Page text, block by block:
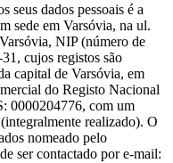
seus dados pessoais é a
sede em Varsóvia, na ul.
NIP (número de
cujos registos são
capital de Varsóvia, em
do Registo Nacional
0000204776, com um
realizado). O
nomeado pelo
ser contactado por e-mail: